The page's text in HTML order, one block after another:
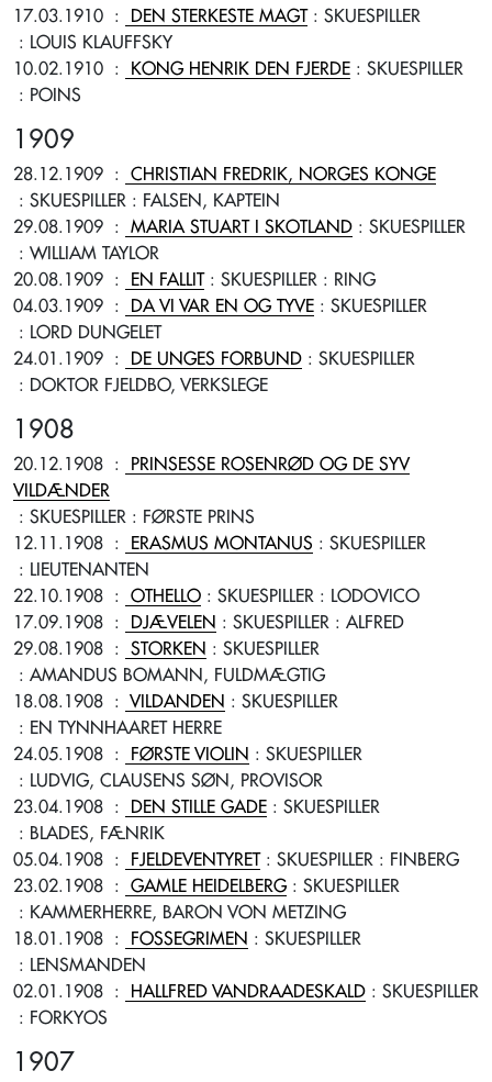
17.03.1910 : DEN STERKESTE MAGT: SKUESPILLER
: LOUIS KLAUFFSKY
10.02.1910 : KONG HENRIK DEN FJERDE : SKUESPILLER
: POINS
1909
28.12.1909 :
CHRISTIAN FREDRIK, NORGES KONGE
: SKUESPILLER : FALSEN, KAPTEIN
29.08.1909 : MARIA STUART I SKOTLAND : SKUESPILLER
: WILLIAM TAYLOR
20.08.1909 : EN FALLIT: SKUESPILLER : RING
04.03.1909 : DA VI VAR EN OG TYVE : SKUESPILLER
: LORD DUNGELET
24.01.1909 : DE UNGES FORBUND : SKUESPILLER
: DOKTOR FJELDBO, VERKSLEGE
1908
20.12.1908 :
PRINSESSE ROSENRØD OG DE SYV
VILDÆNDER
: SKUESPILLER : FØRSTE PRINS
12.11.1908 : ERASMUS MONTANUS : SKUESPILLER
: LIEUTENANTEN
22.10.1908 : OTHELLO : SKUESPILLER : LODOVICO
17.09.1908 : DJÆVELEN : SKUESPILLER : ALFRED
29.08.1908 : STORKEN : SKUESPILLER
: AMANDUS BOMANN, FULDMÆGTIG
18.08.1908 : VILDANDEN : SKUESPILLER
: EN TYNNHAARET HERRE
24.05.1908 : FØRSTE VIOLIN : SKUESPILLER
: LUDVIG, CLAUSENS SØN, PROVISOR
23.04.1908 : DEN STILLE GADE : SKUESPILLER
: BLADES, FÆNRIK
05.04.1908 : FJELDEVENTYRET: SKUESPILLER : FINBERG
23.02.1908 : GAMLE HEIDELBERG: SKUESPILLER
: KAMMERHERRE, BARON VON METZING
18.01.1908 : FOSSEGRIMEN : SKUESPILLER
: LENSMANDEN
02.01.1908 : HALLFRED VANDRAADESKALD : SKUESPILLER
: FORKYOS
1907